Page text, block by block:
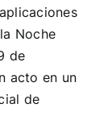
Noche
de
acto en un
de